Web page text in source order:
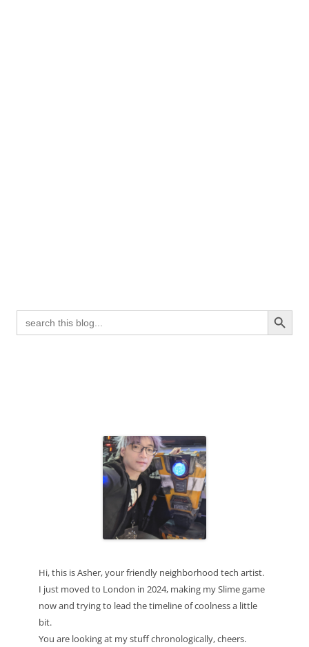
for:
Search Button
Hi, this is Asher, your friendly neighborhood tech artist.
I just moved to London in 2024, making my Slime game
now and trying to lead the timeline of coolness a little
bit.
You are looking at my stuff chronologically, cheers.